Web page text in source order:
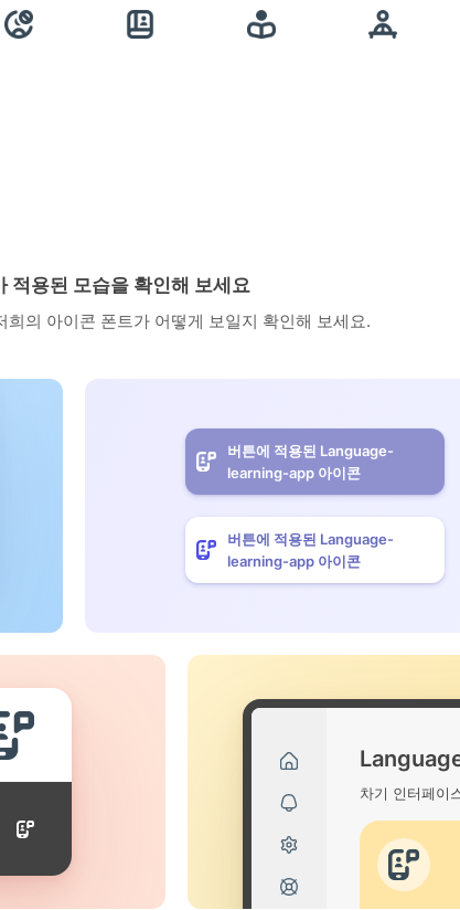
용된 모습을 확인해 보세요
의 아이콘 폰트가 어떻게 보일지 확인해 보세요.
버튼에 적용된 Language-
learning-app 아이콘
버튼에 적용된 Language-
learning-app 아이콘
차기 인터페이